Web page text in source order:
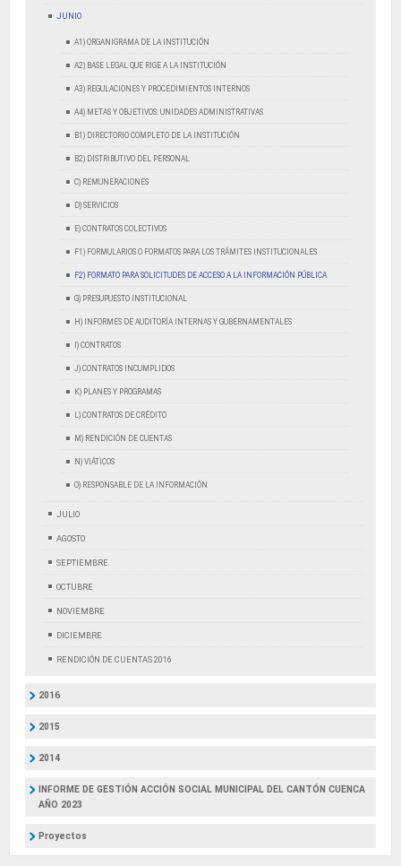
JUNIO
A1) ORGANIGRAMA DE LA INSTITUCIÓN
A2) BASE LEGAL QUE RIGE A LA INSTITUCIÓN
A3) REGULACIONES Y PROCEDIMIENTOS INTERNOS
A4) METAS Y OBJETIVOS: UNIDADES ADMINISTRATIVAS
B1) DIRECTORIO COMPLETO DE LA INSTITUCIÓN
B2) DISTRIBUTIVO DEL PERSONAL
C) REMUNERACIONES
D) SERVICIOS
E) CONTRATOS COLECTIVOS
F1) FORMULARIOS O FORMATOS PARA LOS TRÁMITES INSTITUCIONALES
F2) FORMATO PARA SOLICITUDES DE ACCESO A LA INFORMACIÓN PÚBLICA
G) PRESUPUESTO INSTITUCIONAL
H) INFORMES DE AUDITORÍA INTERNAS Y GUBERNAMENTALES
I) CONTRATOS
J) CONTRATOS INCUMPLIDOS
K) PLANES Y PROGRAMAS
L) CONTRATOS DE CRÉDITO
M) RENDICIÓN DE CUENTAS
N) VIÁTICOS
O) RESPONSABLE DE LA INFORMACIÓN
JULIO
AGOSTO
SEPTIEMBRE
OCTUBRE
NOVIEMBRE
DICIEMBRE
RENDICIÓN DE CUENTAS 2016
2016
2015
2014
INFORME DE GESTIÓN ACCIÓN SOCIAL MUNICIPAL DEL CANTÓN CUENCA
AÑO 2023
Proyectos